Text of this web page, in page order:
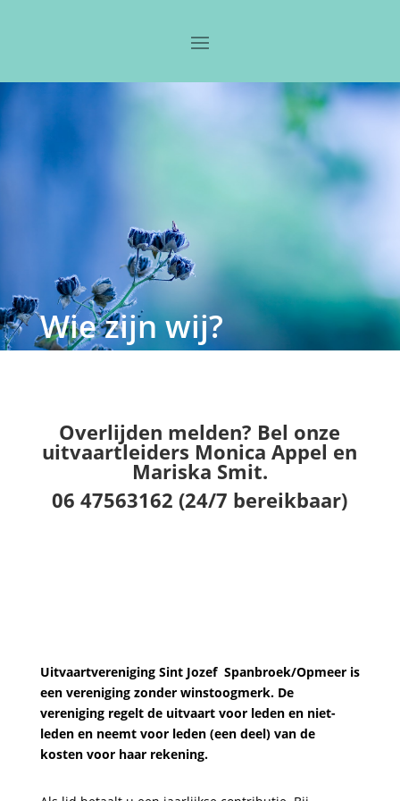
Wie zijn wij?
Overlijden melden? Bel onze
uitvaartleiders Monica Appel en
Mariska Smit.
06 47563162 (24/7 bereikbaar)
Uitvaartvereniging Sint Jozef Spanbroek/Opmeer is
een vereniging zonder winstoogmerk. De
vereniging regelt de uitvaart voor leden en niet-
leden en neemt voor leden (een deel) van de
kosten voor haar rekening.